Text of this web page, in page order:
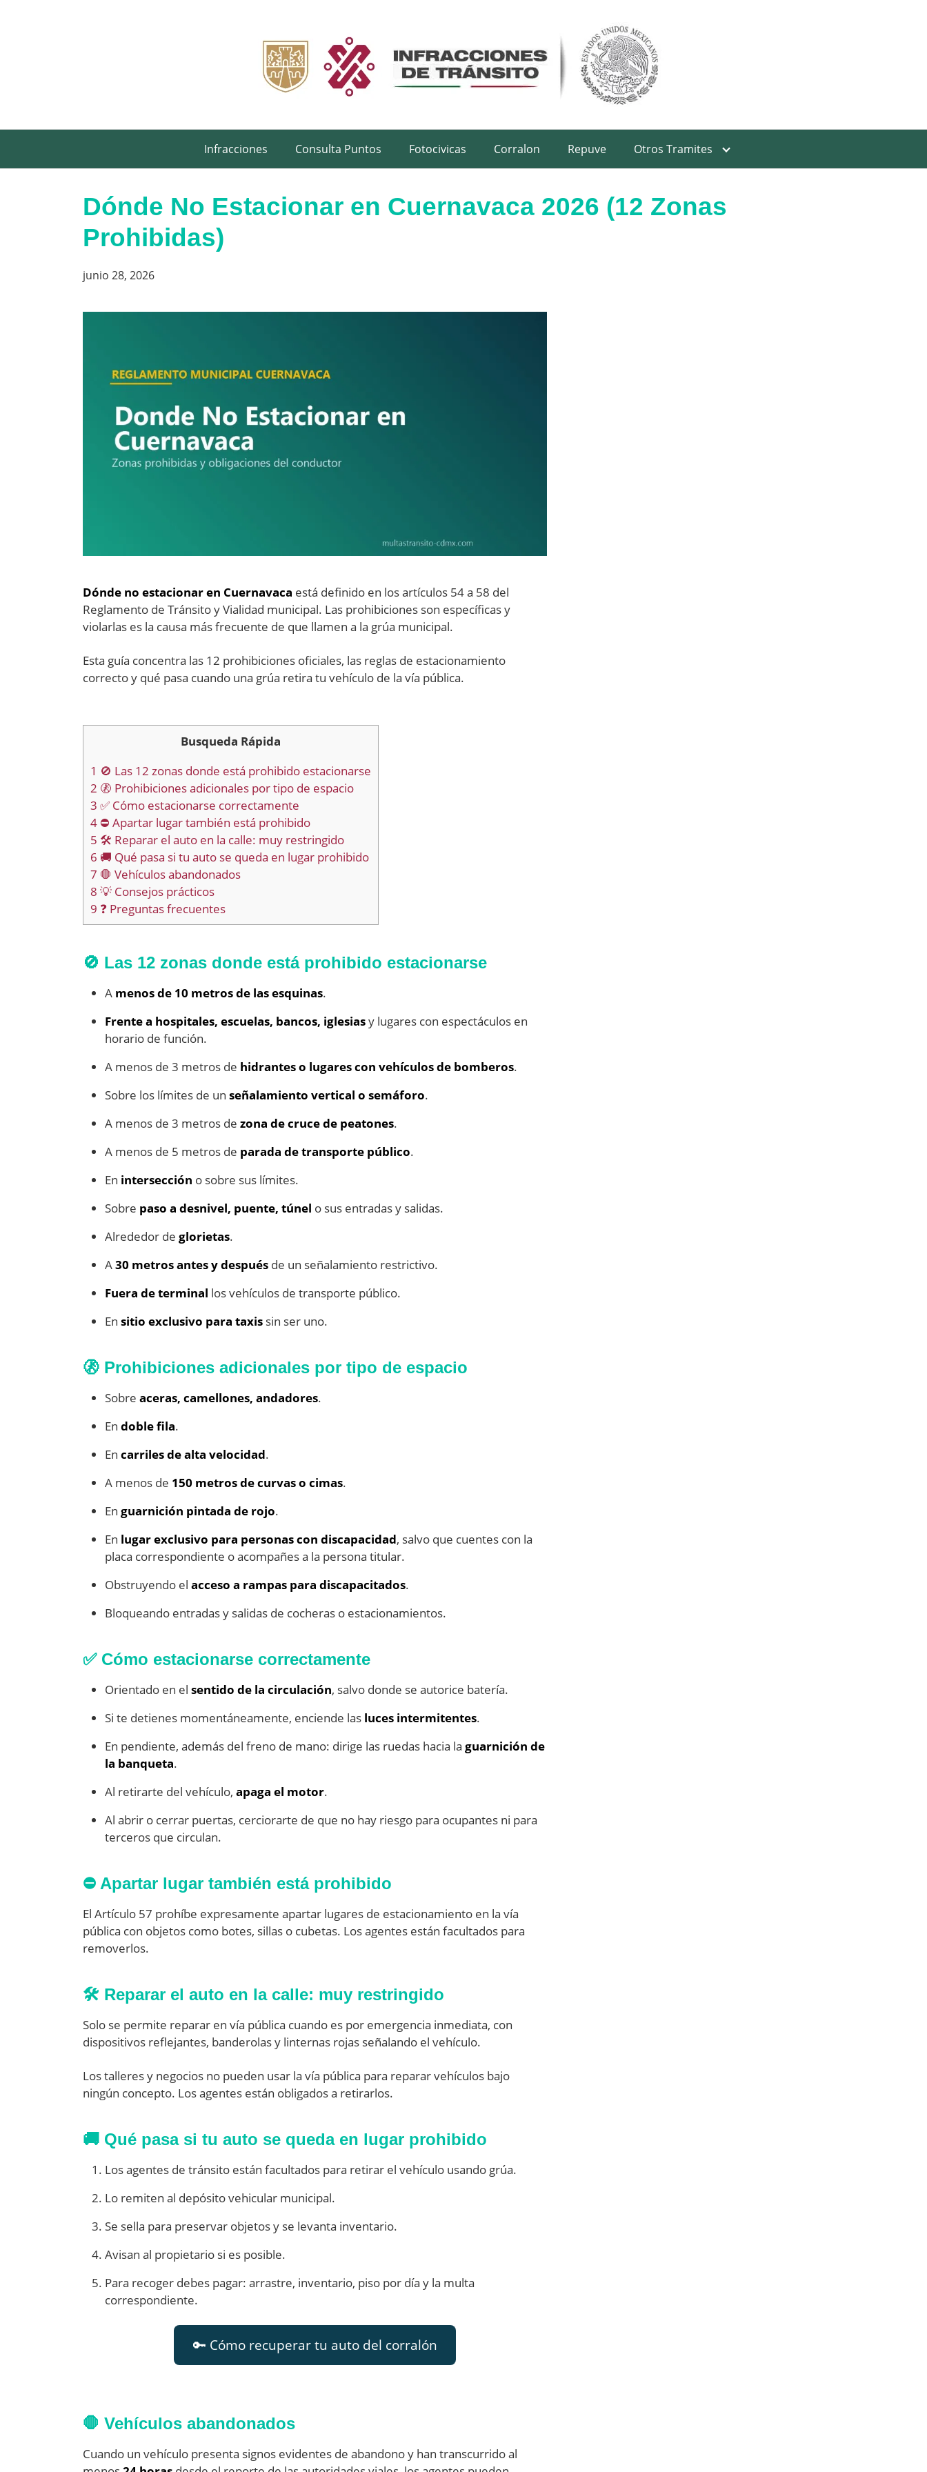
Infracciones Consulta Puntos Fotocivicas Corralon Repuve Otros Tramites
Dónde No Estacionar en Cuernavaca 2026 (12 Zonas
Prohibidas)
junio 28, 2026
Dónde no estacionar en Cuernavaca está definido en los artículos 54 a 58 del
Reglamento de Tránsito y Vialidad municipal. Las prohibiciones son específicas y
violarlas es la causa más frecuente de que llamen a la grúa municipal.
Esta guía concentra las 12 prohibiciones oficiales, las reglas de estacionamiento
correcto y qué pasa cuando una grúa retira tu vehículo de la vía pública.
Busqueda Rápida
1 🚫 Las 12 zonas donde está prohibido estacionarse
2 🚷 Prohibiciones adicionales por tipo de espacio
3 ✅ Cómo estacionarse correctamente
4 ⛔ Apartar lugar también está prohibido
5 🛠️ Reparar el auto en la calle: muy restringido
6 🚚 Qué pasa si tu auto se queda en lugar prohibido
7 🛑 Vehículos abandonados
8 💡 Consejos prácticos
9 ❓ Preguntas frecuentes
🚫 Las 12 zonas donde está prohibido estacionarse
A menos de 10 metros de las esquinas.
Frente a hospitales, escuelas, bancos, iglesiasy lugares con espectáculos en
horario de función.
A menos de 3 metros de hidrantes o lugares con vehículos de bomberos.
Sobre los límites de un señalamiento vertical o semáforo.
A menos de 3 metros de zona de cruce de peatones.
A menos de 5 metros de parada de transporte público.
En intersección o sobre sus límites.
Sobre paso a desnivel, puente, túnel o sus entradas y salidas.
Alrededor de glorietas.
A30 metros antes y después de un señalamiento restrictivo.
Fuera de terminal los vehículos de transporte público.
En sitio exclusivo para taxis sin ser uno.
🚷 Prohibiciones adicionales por tipo de espacio
Sobre aceras, camellones, andadores.
En doble fila.
En carriles de alta velocidad.
A menos de 150 metros de curvas o cimas.
En guarnición pintada de rojo.
En lugar exclusivo para personas con discapacidad, salvo que cuentes con la
placa correspondiente o acompañes a la persona titular.
Obstruyendo el acceso a rampas para discapacitados.
Bloqueando entradas y salidas de cocheras o estacionamientos.
✅ Cómo estacionarse correctamente
Orientado en el sentido de la circulación, salvo donde se autorice batería.
Si te detienes momentáneamente, enciende las luces intermitentes.
En pendiente, además del freno de mano: dirige las ruedas hacia la guarnición de
la banqueta.
Al retirarte del vehículo, apaga el motor.
Al abrir o cerrar puertas, cerciorarte de que no hay riesgo para ocupantes ni para
terceros que circulan.
⛔ Apartar lugar también está prohibido
El Artículo 57 prohíbe expresamente apartar lugares de estacionamiento en la vía
pública con objetos como botes, sillas o cubetas. Los agentes están facultados para
removerlos.
🛠️ Reparar el auto en la calle: muy restringido
Solo se permite reparar en vía pública cuando es por emergencia inmediata, con
dispositivos reflejantes, banderolas y linternas rojas señalando el vehículo.
Los talleres y negocios no pueden usar la vía pública para reparar vehículos bajo
ningún concepto. Los agentes están obligados a retirarlos.
🚚 Qué pasa si tu auto se queda en lugar prohibido
Los agentes de tránsito están facultados para retirar el vehículo usando grúa.
Lo remiten al depósito vehicular municipal.
Se sella para preservar objetos y se levanta inventario.
Avisan al propietario si es posible.
Para recoger debes pagar: arrastre, inventario, piso por día y la multa
correspondiente.
🔑 Cómo recuperar tu auto del corralón
🛑 Vehículos abandonados
Cuando un vehículo presenta signos evidentes de abandono y han transcurrido al